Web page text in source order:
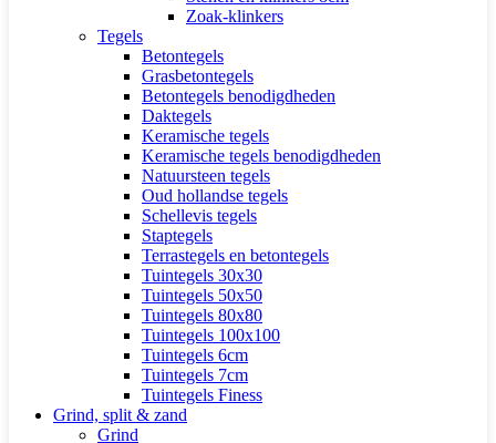
Zoak-klinkers
Tegels
Betontegels
Grasbetontegels
Betontegels benodigdheden
Daktegels
Keramische tegels
Keramische tegels benodigdheden
Natuursteen tegels
Oud hollandse tegels
Schellevis tegels
Staptegels
Terrastegels en betontegels
Tuintegels 30x30
Tuintegels 50x50
Tuintegels 80x80
Tuintegels 100x100
Tuintegels 6cm
Tuintegels 7cm
Tuintegels Finess
Grind, split & zand
Grind